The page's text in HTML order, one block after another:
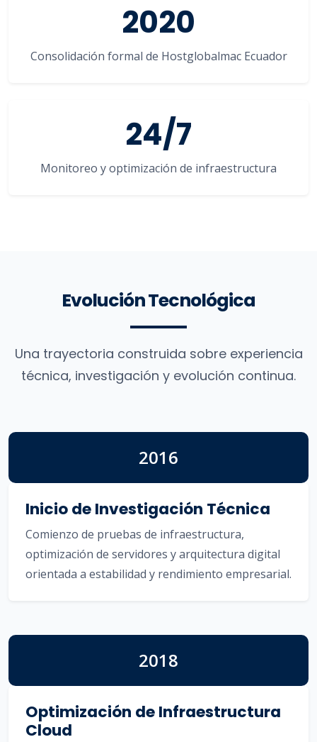
2020
Consolidación formal de Hostglobalmac Ecuador
24/7
Monitoreo y optimización de infraestructura
Evolución Tecnológica
Una trayectoria construida sobre experiencia
técnica, investigación y evolución continua.
2016
Inicio de Investigación Técnica
Comienzo de pruebas de infraestructura,
optimización de servidores y arquitectura digital
orientada a estabilidad y rendimiento empresarial.
2018
Optimización de Infraestructura
Cloud